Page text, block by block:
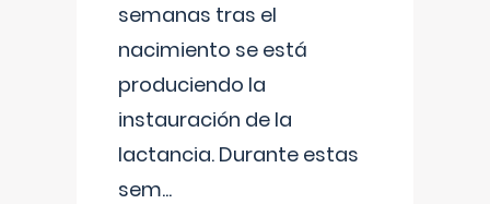
semanas tras el
nacimiento se está
produciendo la
instauración de la
lactancia. Durante estas
sem...